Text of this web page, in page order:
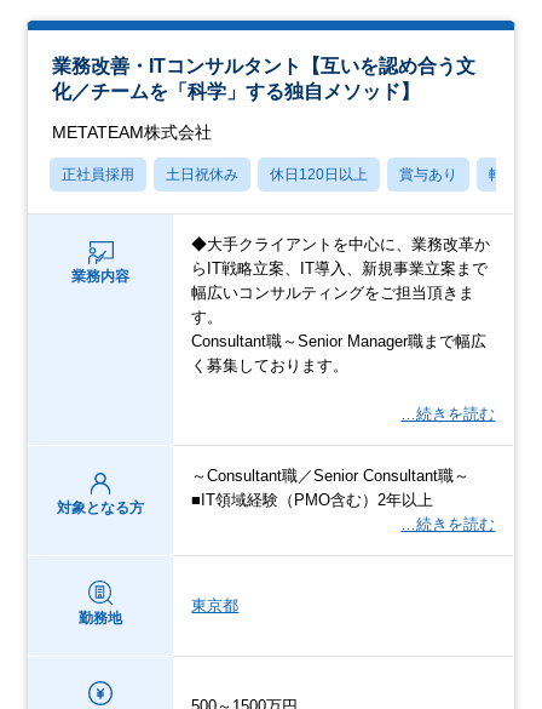
業務改善・ITコンサルタント【互いを認め合う文
化／チームを「科学」する独自メソッド】
METATEAM株式会社
正社員採用 土日祝休み 休日120日以上 賞与あり 転勤な
業務内容
◆大手クライアントを中心に、業務改革か
らIT戦略立案、IT導入、新規事業立案まで
幅広いコンサルティングをご担当頂きま
す。
Consultant職～Senior Manager職まで幅広
く募集しております。
…続きを読む
対象となる方
～Consultant職／Senior Consultant職～
■IT領域経験（PMO含む）2年以上
…続きを読む
勤務地
東京都